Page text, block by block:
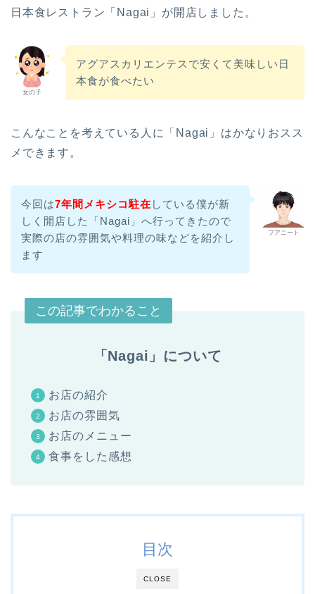
日本食レストラン「Nagai」が開店しました。
女の子
アグアスカリエンテスで安くて美味しい日
本食が食べたい
こんなことを考えている人に「Nagai」はかなりおスス
メできます。
フアニート
今回は7年間 メキシコ駐在 している僕が新
しく開店した「Nagai」へ行ってきたので
実際の店の雰囲気や料理の味などを紹介し
ます
この記事でわかること
「Nagai」について
お店の紹介
お店の雰囲気
お店のメニュー
食事をした感想
CLOSE
目次